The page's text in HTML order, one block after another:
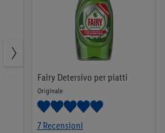
Fairy Detersivo per piatti
Originale
7 Recensioni